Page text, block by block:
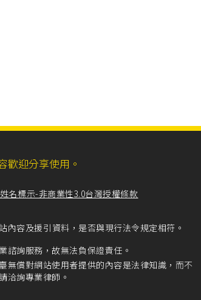
歡迎分享使用。
名標示-非商業性3.0台灣授權條款
內容及援引資料，是否與現行法令規定相符。
諮詢服務，故無法負保證責任。
無償對網站使用者提供的內容是法律知識，而不
洽詢專業律師。